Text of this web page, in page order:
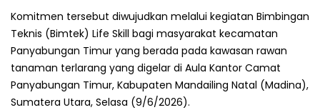
Komitmen tersebut diwujudkan melalui kegiatan Bimbingan
Teknis (Bimtek) Life Skill bagi masyarakat kecamatan
Panyabungan Timur yang berada pada kawasan rawan
tanaman terlarang yang digelar di Aula Kantor Camat
Panyabungan Timur, Kabupaten Mandailing Natal (Madina),
Sumatera Utara, Selasa (9/6/2026).